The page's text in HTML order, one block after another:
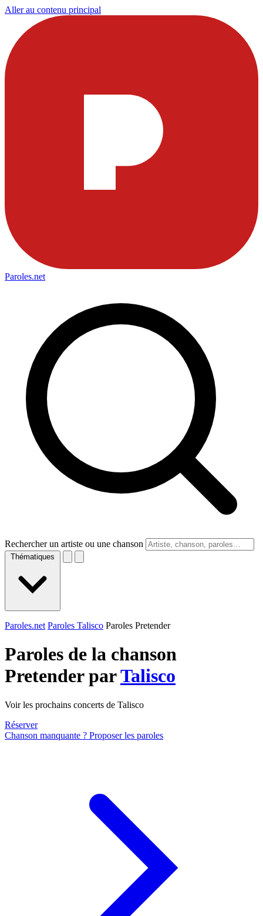
Aller au contenu principal
Paroles.net
Rechercher un artiste ou une chanson
Thématiques
Paroles.net Paroles Talisco Paroles Pretender
Paroles de la chanson
Pretender parTalisco
Voir les prochains concerts de Talisco
Réserver
Chanson manquante ? Proposer les paroles